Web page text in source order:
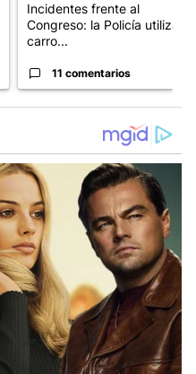
Incidentes frente al
Congreso: la Policía utiliza
carro...
11 comentarios